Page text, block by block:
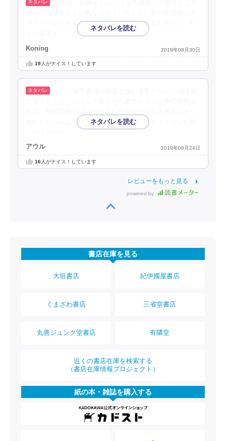
ライマックスを迎えようと思えば迎えられるだろうに、ち
Koning 2019年08月30日
19人がナイス！しています
面白くないんよね。それならゼロスがハチャメチャな行動
アウル 2019年08月24日
16人がナイス！しています
レビューをもっと見る
powered by
書店在庫を見る
大垣書店 紀伊國屋書店
くまざわ書店 三省堂書店
丸善ジュンク堂書店 有隣堂
近くの書店在庫を検索する
（書店在庫情報プロジェクト）
紙の本・雑誌を購入する